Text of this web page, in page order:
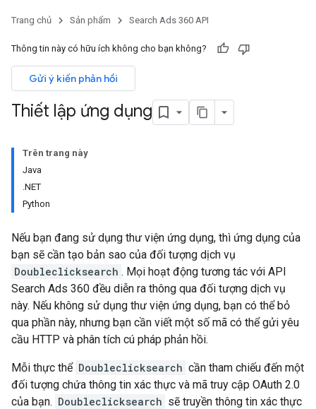
Trang chủ Sản phẩm Search Ads 360 API
Thông tin này có hữu ích không cho bạn không?
Gửi ý kiến phản hồi
Thiết lập ứng dụng
Trên trang này
Java
.NET
Python
Nếu bạn đang sử dụng thư viện ứng dụng, thì ứng dụng của
bạn sẽ cần tạo bản sao của đối tượng dịch vụ
Doubleclicksearch . Mọi hoạt động tương tác với API
Search Ads 360 đều diễn ra thông qua đối tượng dịch vụ
này. Nếu không sử dụng thư viện ứng dụng, bạn có thể bỏ
qua phần này, nhưng bạn cần viết một số mã có thể gửi yêu
cầu HTTP và phân tích cú pháp phản hồi.
Mỗi thực thể Doubleclicksearch cần tham chiếu đến một
đối tượng chứa thông tin xác thực và mã truy cập OAuth 2.0
của bạn. Doubleclicksearch sẽ truyền thông tin xác thực